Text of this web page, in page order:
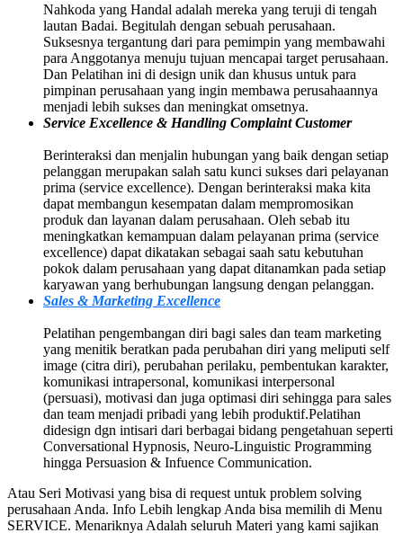
Nahkoda yang Handal adalah mereka yang teruji di tengah
lautan Badai. Begitulah dengan sebuah perusahaan.
Suksesnya tergantung dari para pemimpin yang membawahi
para Anggotanya menuju tujuan mencapai target perusahaan.
Dan Pelatihan ini di design unik dan khusus untuk para
pimpinan perusahaan yang ingin membawa perusahaannya
menjadi lebih sukses dan meningkat omsetnya.
Service Excellence & Handling Complaint Customer
Berinteraksi dan menjalin hubungan yang baik dengan setiap
pelanggan merupakan salah satu kunci sukses dari pelayanan
prima (service excellence). Dengan berinteraksi maka kita
dapat membangun kesempatan dalam mempromosikan
produk dan layanan dalam perusahaan. Oleh sebab itu
meningkatkan kemampuan dalam pelayanan prima (service
excellence) dapat dikatakan sebagai saah satu kebutuhan
pokok dalam perusahaan yang dapat ditanamkan pada setiap
karyawan yang berhubungan langsung dengan pelanggan.
Sales & Marketing Excellence
Pelatihan pengembangan diri bagi sales dan team marketing
yang menitik beratkan pada perubahan diri yang meliputi self
image (citra diri), perubahan perilaku, pembentukan karakter,
komunikasi intrapersonal, komunikasi interpersonal
(persuasi), motivasi dan juga optimasi diri sehingga para sales
dan team menjadi pribadi yang lebih produktif.Pelatihan
didesign dgn intisari dari berbagai bidang pengetahuan seperti
Conversational Hypnosis, Neuro-Linguistic Programming
hingga Persuasion & Infuence Communication.
Atau Seri Motivasi yang bisa di request untuk problem solving
perusahaan Anda. Info Lebih lengkap Anda bisa memilih di Menu
SERVICE. Menariknya Adalah seluruh Materi yang kami sajikan